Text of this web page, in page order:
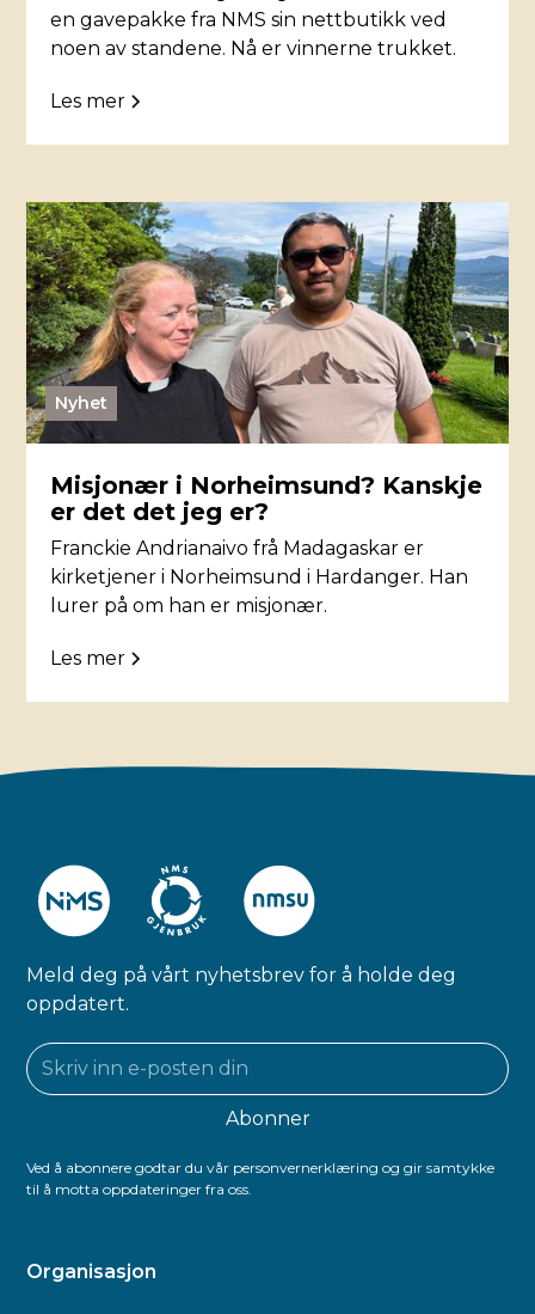
en gavepakke fra NMS sin nettbutikk ved
noen av standene. Nå er vinnerne trukket.
Les mer
Nyhet
Misjonær i Norheimsund? Kanskje
er det det jeg er?
Franckie Andrianaivo frå Madagaskar er
kirketjener i Norheimsund i Hardanger. Han
lurer på om han er misjonær.
Les mer
Meld deg på vårt nyhetsbrev for å holde deg
oppdatert.
Ved å abonnere godtar du vår personvernerklæring og gir samtykke
til å motta oppdateringer fra oss.
Organisasjon